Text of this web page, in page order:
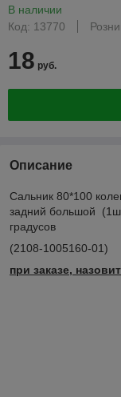
В наличии
Код: 13770
18 руб.
Описание
Сальник 80*100
задний большой
градусов
(2108-1005160-01)
при заказе,